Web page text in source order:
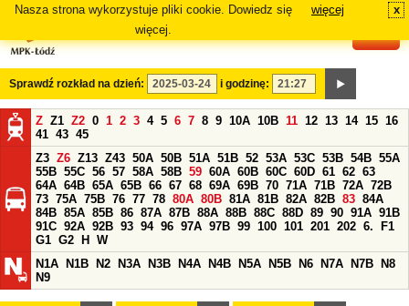
Nasza strona wykorzystuje pliki cookie. Dowiedz się
więcej.
więcej x
Sprawdź rozkład na dzień: i godzinę:
Z Z1 Z2 0 1 2 3 4 5 6 7 8 9 10A 10B 11 12 13 14 15 16
41 43 45
Z3 Z6 Z13 Z43 50A 50B 51A 51B 52 53A 53C 53B 54B 55A
55B 55C 56 57 58A 58B 59 60A 60B 60C 60D 61 62 63
64A 64B 65A 65B 66 67 68 69A 69B 70 71A 71B 72A 72B
73 75A 75B 76 77 78 80A 80B 81A 81B 82A 82B 83 84A
84B 85A 85B 86 87A 87B 88A 88B 88C 88D 89 90 91A 91B
91C 92A 92B 93 94 96 97A 97B 99 100 101 201 202 6.
F1
G1 G2 H
W
N1A
N1B N2 N3A N3B N4A N4B N5A N5B N6 N7A N7B
N8
N9